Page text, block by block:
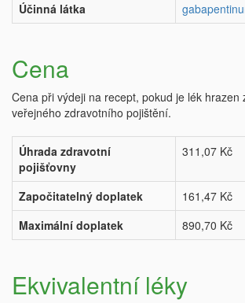
Účinná látka
Cena
Cena při výdeji na recept, pokud je lék hrazen
veřejného zdravotního pojištění.
Úhrada zdravotní
pojišťovny
311,07 Kč
Započitatelný doplatek
161,47 Kč
Maximální doplatek
890,70 Kč
Ekvivalentní léky